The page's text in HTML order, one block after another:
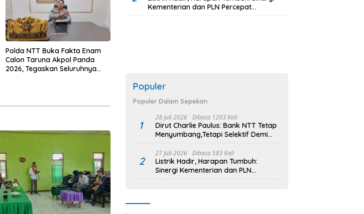
Polda NTT Buka Fakta Enam
Calon Taruna Akpol Panda
2026, Tegaskan Seluruhnya
Kementerian dan PLN Percepat
Pembangunan Infrastruktur Desa
Populer
Populer Dalam Sepekan
1
28 Juli 2026 Dibaca 1203 Kali
Dirut Charlie Paulus: Bank NTT Tetap
Menyumbang,Tetapi Selektif Demi
Kepentingan Masyarakat
2
27 Juli 2026 Dibaca 583 Kali
Listrik Hadir, Harapan Tumbuh:
Sinergi Kementerian dan PLN
Percepat Pembangunan Infrastruktur